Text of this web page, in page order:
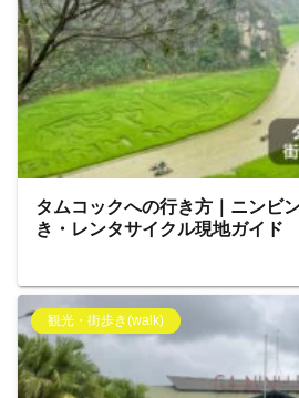
タムコックへの行き方｜ニンビ
き・レンタサイクル現地ガイド
観光・街歩き(walk)